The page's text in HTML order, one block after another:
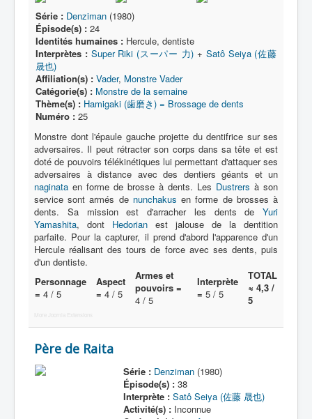
Objet
Lieu
Épisode
Référence
Fanservice
Générique
A
B
C
D
E
Série : Denziman (1980)
Épisode(s) : 24
Identités humaines : Hercule, dentiste
Interprètes : Super Riki (スーパー 力) + Satô Seiya (佐藤
晟也)
Affiliation(s) : Vader, Monstre Vader
Catégorie(s) : Monstre de la semaine
Thème(s) : Hamigaki (歯磨き) = Brossage de dents
Numéro : 25
Monstre dont l'épaule gauche projette du dentifrice sur ses
adversaires. Il peut rétracter son corps dans sa tête et est
doté de pouvoirs télékinétiques lui permettant d'attaquer ses
adversaires à distance avec des dentiers géants et un
naginata en forme de brosse à dents. Les Dustrers à son
service sont armés de nunchakus en forme de brosses à
dents. Sa mission est d'arracher les dents de Yuri
Yamashita, dont Hedorian est jalouse de la dentition
parfaite. Pour la capturer, il prend d'abord l'apparence d'un
Hercule réalisant des tours de force avec ses dents, puis
d'un dentiste.
Personnage
= 4 / 5
Aspect
= 4 / 5
Armes et
pouvoirs =
4 / 5
Interprète
= 5 / 5
TOTAL
≈ 4,3 /
5
More Joomla Extensions
Père de Raita
Série : Denziman(1980)
Épisode(s) :38
Interprète : Satô Seiya (佐藤 晟也)
Activité(s) :Inconnue